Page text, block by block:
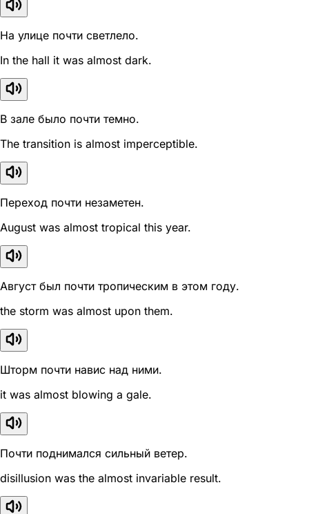
На улице почти светлело.
In the hall it was almost dark.
В зале было почти темно.
The transition is almost imperceptible.
Переход почти незаметен.
August was almost tropical this year.
Август был почти тропическим в этом году.
the storm was almost upon them.
Шторм почти навис над ними.
it was almost blowing a gale.
Почти поднимался сильный ветер.
disillusion was the almost invariable result.